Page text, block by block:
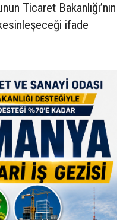
Ticaret Bakanlığı’nın
ifade